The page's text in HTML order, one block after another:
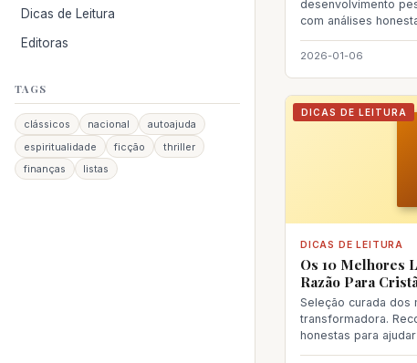
Dicas de Leitura
Editoras
TAGS
clássicos nacional
autoajuda
espiritualidade
ficção
thriller
finanças
listas
desenvolvimento
com análises
2026-01-06
DICAS DE LEITURA
DICAS DE LEITURA
Os 10 Melhores
Razão Para
Seleção curada dos
transformadora.
honestas para